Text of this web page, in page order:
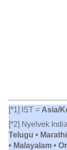
[*1] IST = Asia/
[*2] Nyelvek
Telugu •
• Malayalam •